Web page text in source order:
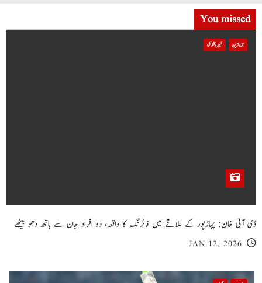
You missed
تازہ ترین خیبر پختونخوا
ڈی آئی خان: پہاڑپور کے علاقے میں فائرنگ کا واقعہ، دو افراد جان سے ہاتھ دھو بیٹھے
JAN 12, 2026